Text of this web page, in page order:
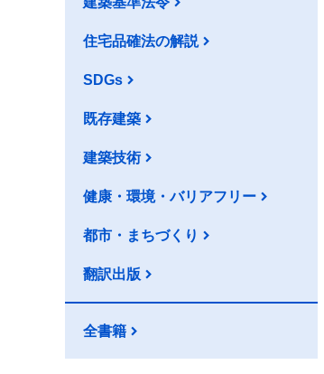
住宅品確法の解説
SDGs
既存建築
建築技術
健康・環境・バリアフリー
都市・まちづくり
翻訳出版
全書籍